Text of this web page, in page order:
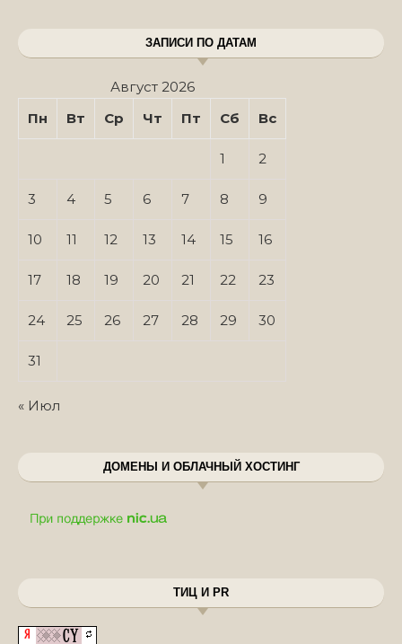
ЗАПИСИ ПО ДАТАМ
Август 2026
Пн
Вт Ср Чт Пт Сб Вс
1 2
3 4 5 6 7 8 9
10 11 12 13 14 15 16
17 18 19 20 21 22 23
24 25 26 27 28 29 30
31
« Июл
ДОМЕНЫ И ОБЛАЧНЫЙ ХОСТИНГ
ТИЦ И PR